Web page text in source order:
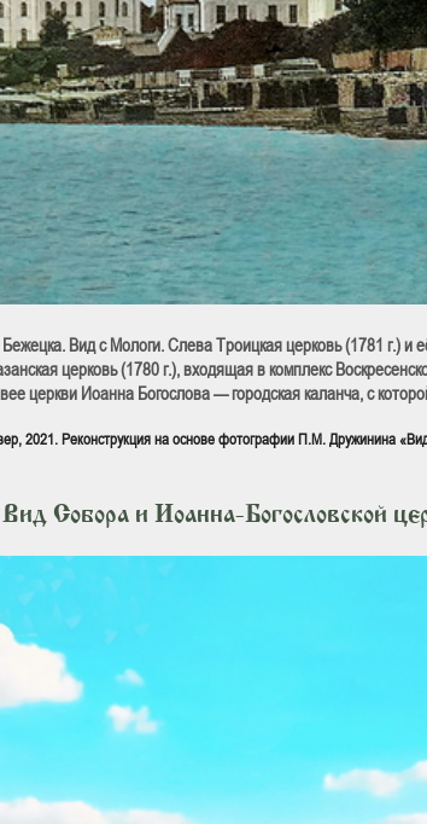
Вид с Мологи. Слева Троицкая церковь (1781 г.) и
церковь (1780 г.), входящая в комплекс
церкви Иоанна Богослова — городская каланча, с
2021. Реконструкция на основе фотографии П.М. Дружинина
Вид Собора и Иоанна-Богословской